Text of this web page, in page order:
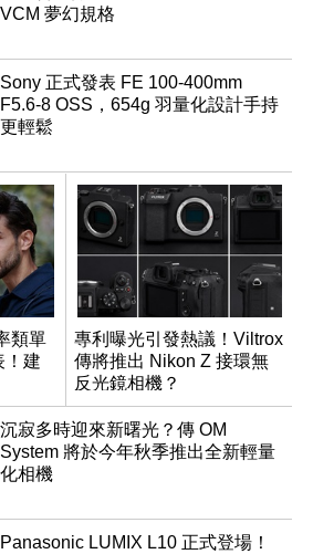
VCM 夢幻規格
Sony 正式發表 FE 100-400mm
F5.6-8 OSS，654g 羽量化設計手持
更輕鬆
類單
！建
專利曝光引發熱議！Viltrox
傳將推出 Nikon Z 接環無
反光鏡相機？
沉寂多時迎來新曙光？傳 OM
System 將於今年秋季推出全新輕量
化相機
Panasonic LUMIX L10 正式登場！